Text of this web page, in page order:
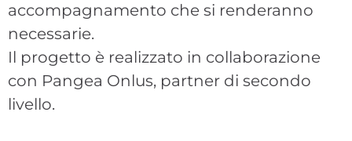
accompagnamento che si renderanno
necessarie.
Il progetto è realizzato in collaborazione
con Pangea Onlus, partner di secondo
livello.